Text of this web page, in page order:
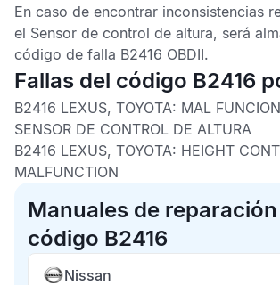
En caso de encontrar inconsistencias
el Sensor de control de altura, será
código de falla B2416 OBDII.
Fallas del código B2416
B2416 LEXUS, TOYOTA: MAL
SENSOR DE CONTROL DE ALTURA
B2416 LEXUS, TOYOTA: HEIGHT
MALFUNCTION
Manuales de
código B2416
Nissan